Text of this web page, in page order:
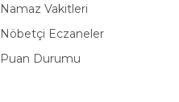
Namaz Vakitleri
Nöbetçi Eczaneler
Puan Durumu